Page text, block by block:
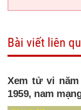
Bài viết liên
Xem tử vi
1959, nam